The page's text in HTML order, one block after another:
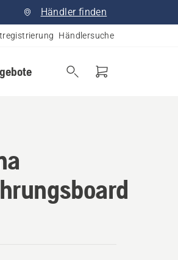
Händler finden
Händlersuche